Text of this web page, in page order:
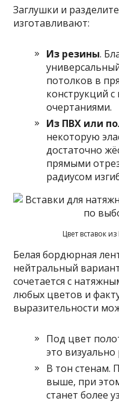
Заглушки и
изготавливают:
Из резины.
потолков в
конструкций
очертаниями.
Из ПВХ или
некоторую
достаточно
прямыми
радиусом
Цвет вставок
Белая бордюрная
нейтральный
сочетается с
любых цветов и
выразительности
Под цвет
это
В тон стенам.
выше, при
станет более